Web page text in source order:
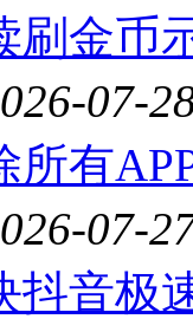
刷金币
07-
所有
07-
抖音极